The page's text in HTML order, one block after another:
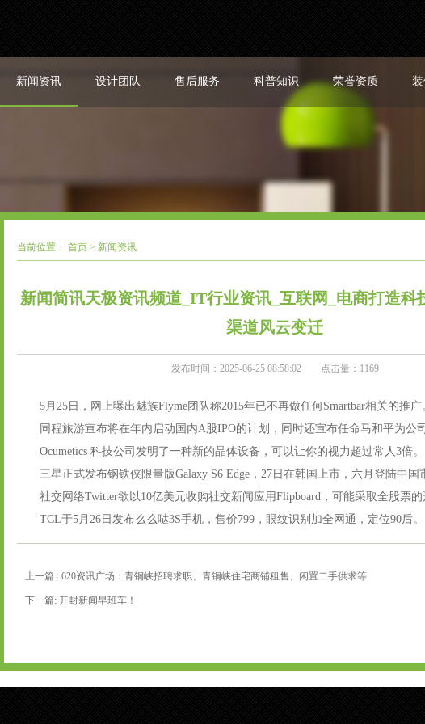
新闻资讯 设计团队 售后服务 科普知识 荣誉资质
当前位置： 首页 > 新闻资讯
新闻简讯天极资讯频道_IT行业资讯_互联网_电商打造科
渠道风云变迁
发布时间：2025-06-25 08:58:02 点击量： 1169
5月25日，网上曝出魅族Flyme团队称2015年已不再做任何Smartbar相关的推广
同程旅游宣布将在年内启动国内A股IPO的计划，同时还宣布任命马和平为公司
Ocumetics 科技公司发明了一种新的晶体设备，可以让你的视力超过常人3倍。
三星正式发布钢铁侠限量版Galaxy S6 Edge，27日在韩国上市，六月登陆中国
社交网络Twitter欲以10亿美元收购社交新闻应用Flipboard，可能采取全股票的
TCL于5月26日发布么么哒3S手机，售价799，眼纹识别加全网通，定位90后。
上一篇 : 620资讯广场：青铜峡招聘求职、青铜峡住宅商铺租售、闲置二手供求等
下一篇: 开封新闻早班车！